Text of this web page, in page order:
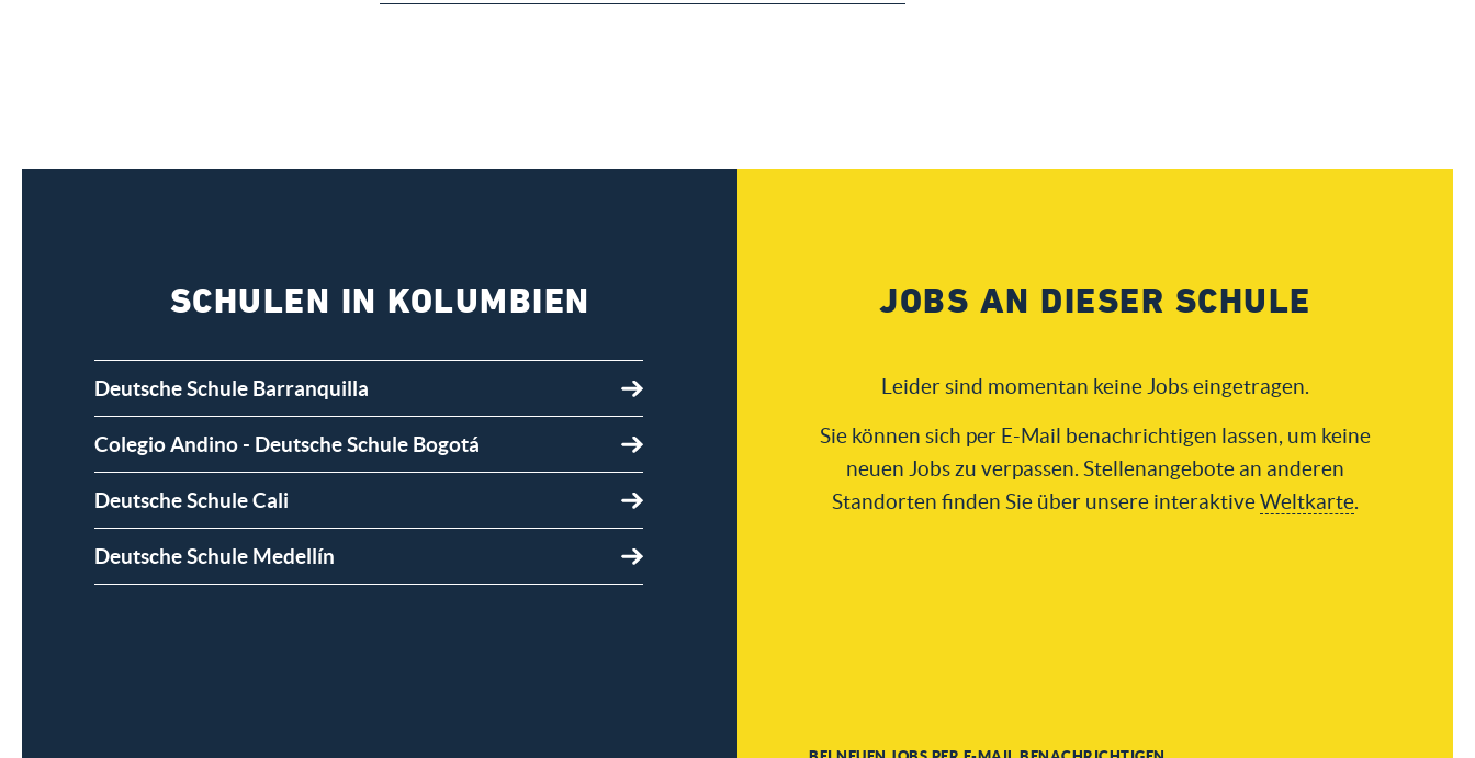
SCHULEN IN KOLUMBIEN
Deutsche Schule Barranquilla
Colegio Andino - Deutsche Schule Bogotá
Deutsche Schule Cali
Deutsche Schule Medellín
JOBS AN DIESER SCHULE
Leider sind momentan keine Jobs eingetragen.
Sie können sich per E-Mail benachrichtigen lassen, um keine
neuen Jobs zu verpassen. Stellenangebote an anderen
Standorten finden Sie über unsere interaktiveWeltkarte.